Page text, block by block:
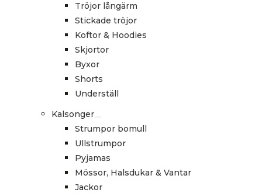
Tröjor långärm
Stickade tröjor
Koftor & Hoodies
Skjortor
Byxor
Shorts
Underställ
Kalsonger
Strumpor bomull
Ullstrumpor
Pyjamas
Mössor, Halsdukar & Vantar
Jackor